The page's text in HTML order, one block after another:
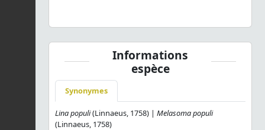
Informations
espèce
Synonymes
Lina populi(Linnaeus, 1758) | Melasoma populi
(Linnaeus, 1758)